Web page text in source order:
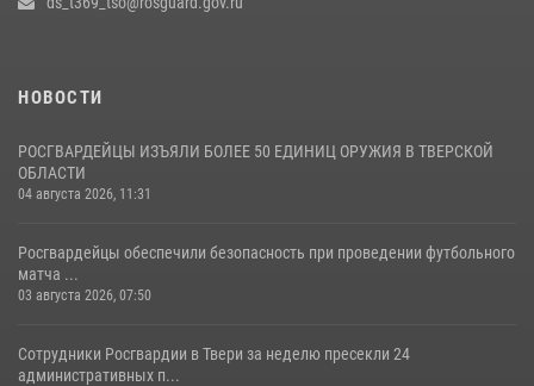
22 июля 2026, 08:35
НОВОСТИ
РОСГВАРДЕЙЦЫ ИЗЪЯЛИ БОЛЕЕ 50 ЕДИНИЦ ОРУЖИЯ В ТВЕРСКОЙ
ОБЛАСТИ
04 августа 2026, 11:31
Росгвардейцы обеспечили безопасность при проведении футбольного
матча ...
03 августа 2026, 07:50
Сотрудники Росгвардии в Твери за неделю пресекли 24
административных п...